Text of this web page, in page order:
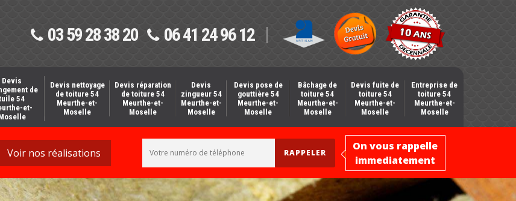
03 59 28 38 20 06 41 24 96 12
Devis
de
54
et-
Devis nettoyage
de toiture 54
Meurthe-et-
Moselle
Devis réparation
de toiture 54
Meurthe-et-
Moselle
Devis
zingueur 54
Meurthe-et-
Moselle
Devis pose de
gouttière 54
Meurthe-et-
Moselle
Bâchage de
toiture 54
Meurthe-et-
Moselle
Devis fuite de
toiture 54
Meurthe-et-
Moselle
Entreprise de
toiture 54
Meurthe-et-
Moselle
Voir nos réalisations
On vous rappelle
immediatement